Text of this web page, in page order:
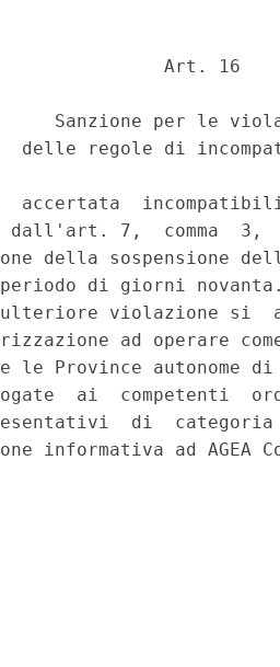
Art. 16
Sanzione per le
delle regole di
accertata
dall'art. 7,  comma  3,
della sospensione
periodo di giorni
violazione si
ad operare
le Province autonome
ai  competenti
di